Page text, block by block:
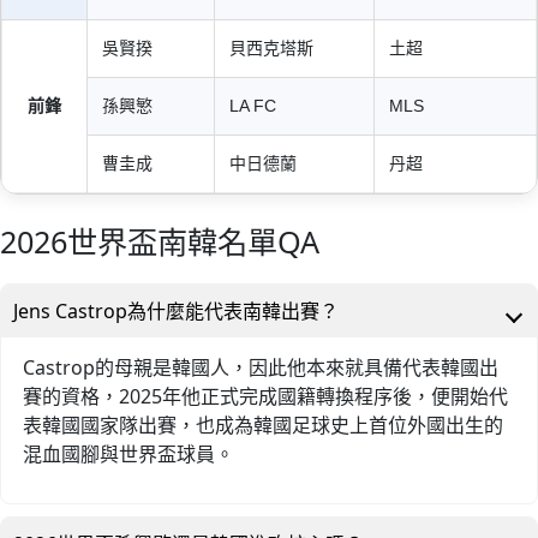
前鋒
吳賢揆 貝西克塔斯 土超
孫興慜 LA FC MLS
曹圭成 中日德蘭 丹超
2026世界盃南韓名單QA
Jens Castrop為什麼能代表南韓出賽？
Castrop的母親是韓國人，因此他本來就具備代表韓國出
賽的資格，2025年他正式完成國籍轉換程序後，便開始代
表韓國國家隊出賽，也成為韓國足球史上首位外國出生的
混血國腳與世界盃球員。